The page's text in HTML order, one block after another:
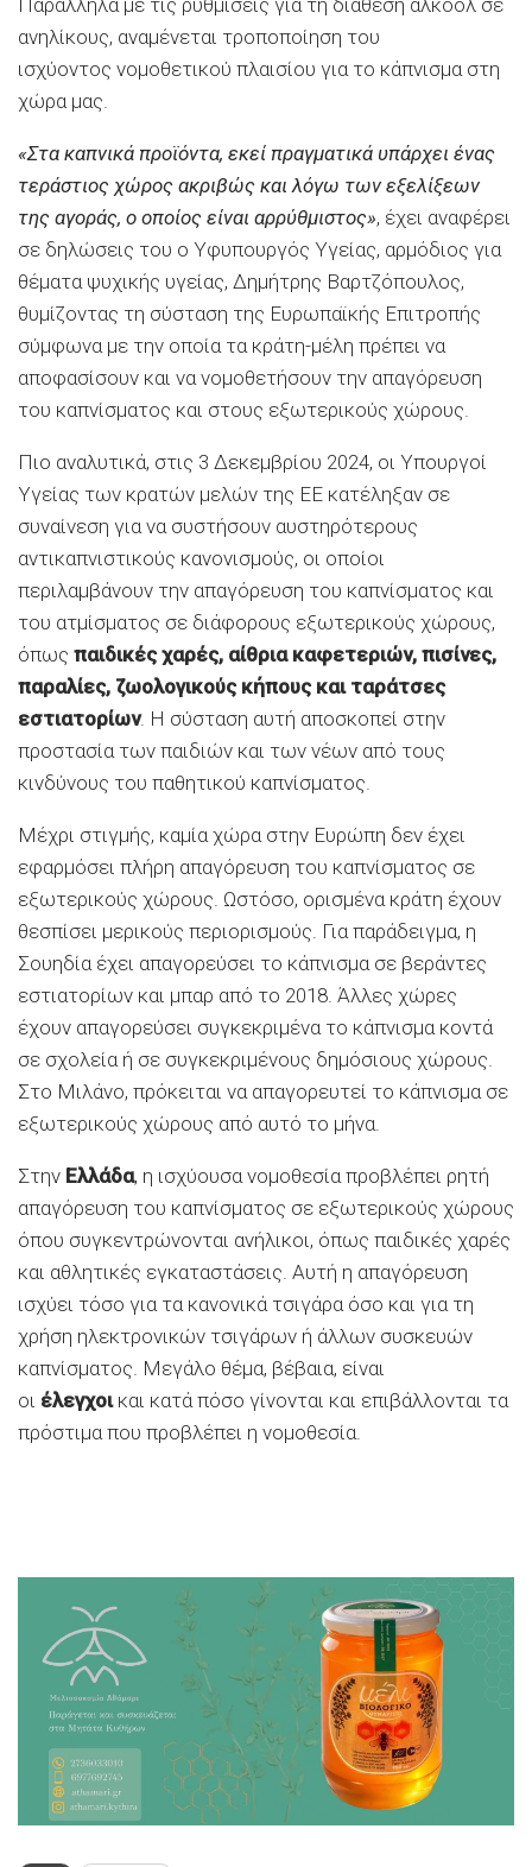
ανηλίκους, αναμένεται τροποποίηση του
ισχύοντος νομοθετικού πλαισίου για το κάπνισμα στη
χώρα μας.
«Στα καπνικά προϊόντα, εκεί πραγματικά υπάρχει ένας
τεράστιος χώρος ακριβώς και λόγω των εξελίξεων
της αγοράς, ο οποίος είναι αρρύθμιστος», έχει αναφέρει
σε δηλώσεις του ο Υφυπουργός Υγείας, αρμόδιος για
θέματα ψυχικής υγείας, Δημήτρης Βαρτζόπουλος,
θυμίζοντας τη σύσταση της Ευρωπαϊκής Επιτροπής
σύμφωνα με την οποία τα κράτη-μέλη πρέπει να
αποφασίσουν και να νομοθετήσουν την απαγόρευση
του καπνίσματος και στους εξωτερικούς χώρους.
Πιο αναλυτικά, στις 3 Δεκεμβρίου 2024, οι Υπουργοί
Υγείας των κρατών μελών της ΕΕ κατέληξαν σε
συναίνεση για να συστήσουν αυστηρότερους
αντικαπνιστικούς κανονισμούς, οι οποίοι
περιλαμβάνουν την απαγόρευση του καπνίσματος και
του ατμίσματος σε διάφορους εξωτερικούς χώρους,
όπως παιδικές χαρές, αίθρια καφετεριών, πισίνες,
παραλίες, ζωολογικούς κήπους και ταράτσες
εστιατορίων. Η σύσταση αυτή αποσκοπεί στην
προστασία των παιδιών και των νέων από τους
κινδύνους του παθητικού καπνίσματος.
Μέχρι στιγμής, καμία χώρα στην Ευρώπη δεν έχει
εφαρμόσει πλήρη απαγόρευση του καπνίσματος σε
εξωτερικούς χώρους. Ωστόσο, ορισμένα κράτη έχουν
θεσπίσει μερικούς περιορισμούς. Για παράδειγμα, η
Σουηδία έχει απαγορεύσει το κάπνισμα σε βεράντες
εστιατορίων και μπαρ από το 2018. Άλλες χώρες
έχουν απαγορεύσει συγκεκριμένα το κάπνισμα κοντά
σε σχολεία ή σε συγκεκριμένους δημόσιους χώρους.
Στο Μιλάνο, πρόκειται να απαγορευτεί το κάπνισμα σε
εξωτερικούς χώρους από αυτό το μήνα.
Στην Ελλάδα, η ισχύουσα νομοθεσία προβλέπει ρητή
απαγόρευση του καπνίσματος σε εξωτερικούς χώρους
όπου συγκεντρώνονται ανήλικοι, όπως παιδικές χαρές
και αθλητικές εγκαταστάσεις. Αυτή η απαγόρευση
ισχύει τόσο για τα κανονικά τσιγάρα όσο και για τη
χρήση ηλεκτρονικών τσιγάρων ή άλλων συσκευών
καπνίσματος. Μεγάλο θέμα, βέβαια, είναι
οι έλεγχοικαι κατά πόσο γίνονται και επιβάλλονται τα
πρόστιμα που προβλέπει η νομοθεσία.